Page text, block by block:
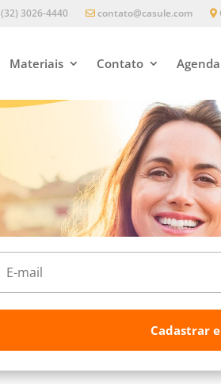
(32) 3026-4440 contato@casule.com
Materiais Contato
Cadastrar